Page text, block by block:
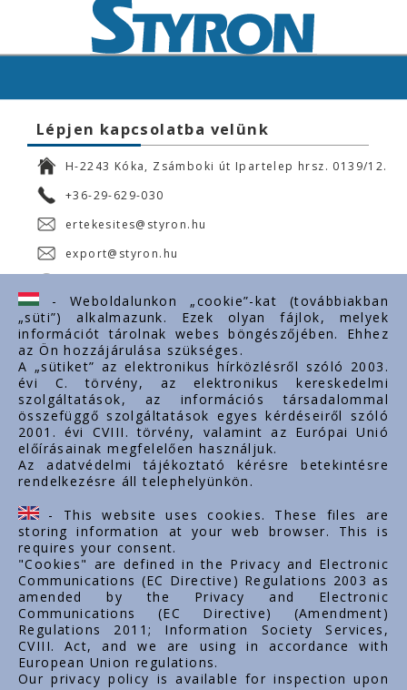
Lépjen kapcsolatba velünk
H-2243 Kóka, Zsámboki út Ipartelep hrsz. 0139/12.
+36-29-629-030
ertekesites@styron.hu
export@styron.hu
Fontos linkek
Rólunk
Dokumentumok
Kapcsolat
Karrier
Cég adatok
Tárhely adatok
Támogatások
- Weboldalunkon „cookie”-kat (továbbiakban
„süti”) alkalmazunk. Ezek olyan fájlok, melyek
információt tárolnak webes böngészőjében. Ehhez
az Ön hozzájárulása szükséges.
A „sütiket” az elektronikus hírközlésről szóló 2003.
évi C. törvény, az elektronikus kereskedelmi
szolgáltatások, az információs társadalommal
összefüggő szolgáltatások egyes kérdéseiről szóló
2001. évi CVIII. törvény, valamint az Európai Unió
előírásainak megfelelően használjuk.
Az adatvédelmi tájékoztató kérésre betekintésre
rendelkezésre áll telephelyünkön.
- This website uses cookies. These files are
storing information at your web browser. This is
requires your consent.
"Cookies" are defined in the Privacy and Electronic
Communications (EC Directive) Regulations 2003 as
amended by the Privacy and Electronic
Communications (EC Directive) (Amendment)
Regulations 2011; Information Society Services,
CVIII. Act, and we are using in accordance with
European Union regulations.
Our privacy policy is available for inspection upon